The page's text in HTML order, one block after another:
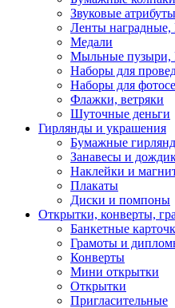
Звуковые атрибуты
Ленты наградные,
Медали
Мыльные пузыри,
Наборы для
Наборы для
Флажки, ветряки
Шуточные деньги
Гирлянды и украшения
Бумажные
Занавесы и
Наклейки и
Плакаты
Диски и помпоны
Открытки, конверты,
Банкетные
Грамоты и
Конверты
Мини открытки
Открытки
Пригласительные